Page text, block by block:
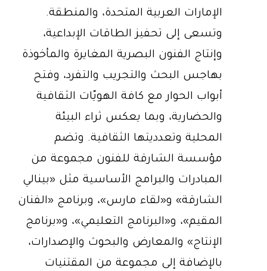
الإمارات العربية المتحدة، والمنطقة.
وتسعى إلى تحفيز الطاقات الإبداعية،
وإنتاج الفنون البصرية المغايرة والمأخوذة
بهاجس البحث والتجريب والتفرد، وفتح
أبواب الحوار مع كافة الهويّات الثقافية
والحضارية، وبما يعكس ثراء البيئة
المحلية وتعدديتها الثقافية. وتضم
مؤسسة الشارقة للفنون مجموعة من
المبادرات والبرامج الأساسية مثل «بينالي
الشارقة» و«لقاء مارس»، وبرنامج «الفنان
المقيم»، و«البرنامج التعليمي»، و«برنامج
الإنتاج» والمعارض والبحوث والإصدارات،
بالإضافة إلى مجموعة من المقتنيات